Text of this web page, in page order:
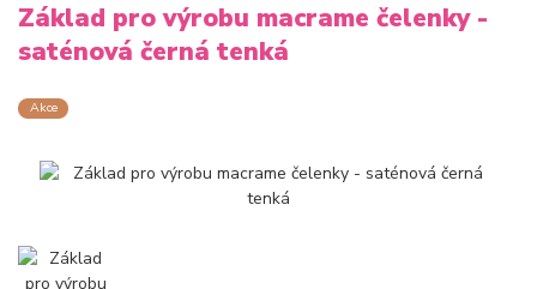
Základ pro výrobu macrame čelenky -
saténová černá tenká
Akce